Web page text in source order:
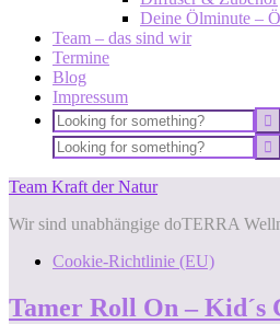
Deine Ölminute –
Team – das sind wir
Termine
Blog
Impressum
Team Kraft der Natur
Wir sind unabhängige doTERRA
Cookie-Richtlinie (EU)
Tamer Roll On – Kid´s